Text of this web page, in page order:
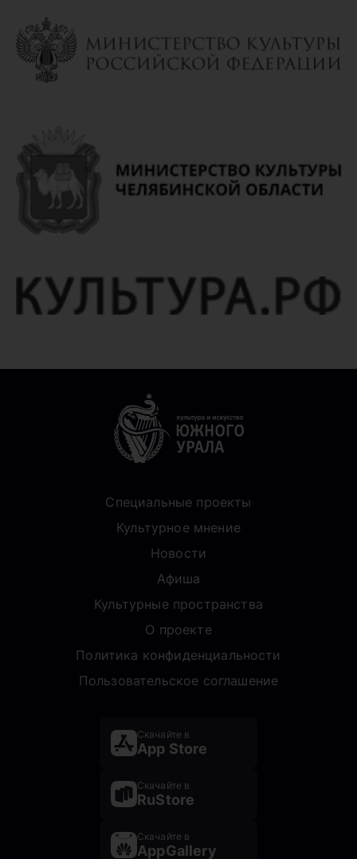
Специальные проекты
Культурное мнение
Новости
Афиша
Культурные пространства
О проекте
Политика конфиденциальности
Пользовательское соглашение
Скачайте в
App Store
Скачайте в
RuStore
Скачайте в
AppGallery